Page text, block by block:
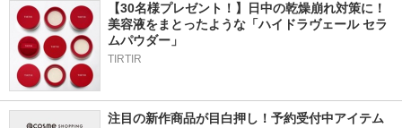
【30名様プレゼント！】日中の乾燥崩れ対策に！
美容液をまとったような「ハイドラヴェール セラ
ムパウダー」
TIRTIR
注目の新作商品が目白押し！予約受付中アイテム